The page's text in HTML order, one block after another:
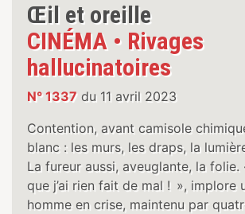
Œil et oreille
CINÉMA • Rivages
hallucinatoires
N° 1337 du 11 avril 2023
Contention, avant camisole
blanc : les murs, les draps, la
La fureur aussi, aveuglante, la
que j’ai rien fait de mal ! », implore
homme en crise, maintenu par